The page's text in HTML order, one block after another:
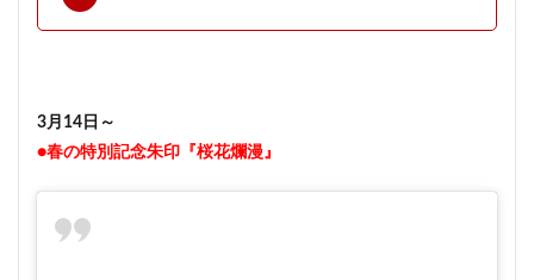
3月14日～
●春の特別記念朱印『桜花爛漫』